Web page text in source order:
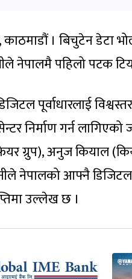
। बिचुटेन डेटा
नेपालमै पहिलो पटक
पूर्वाधारलाई
निर्माण गर्न
ग्रुप), अनुज कियाल
नेपालको आफ्नै डिजिटल
उल्लेख छ ।